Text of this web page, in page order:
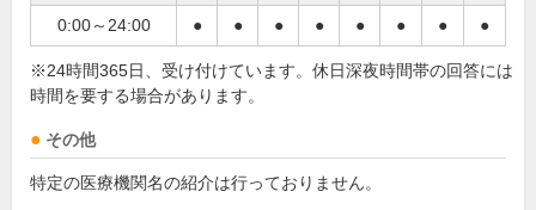
0:00～24:00 ● ● ● ● ● ● ● ●
※24時間365日、受け付けています。休日深夜時間帯の回答には
時間を要する場合があります。
その他
特定の医療機関名の紹介は行っておりません。